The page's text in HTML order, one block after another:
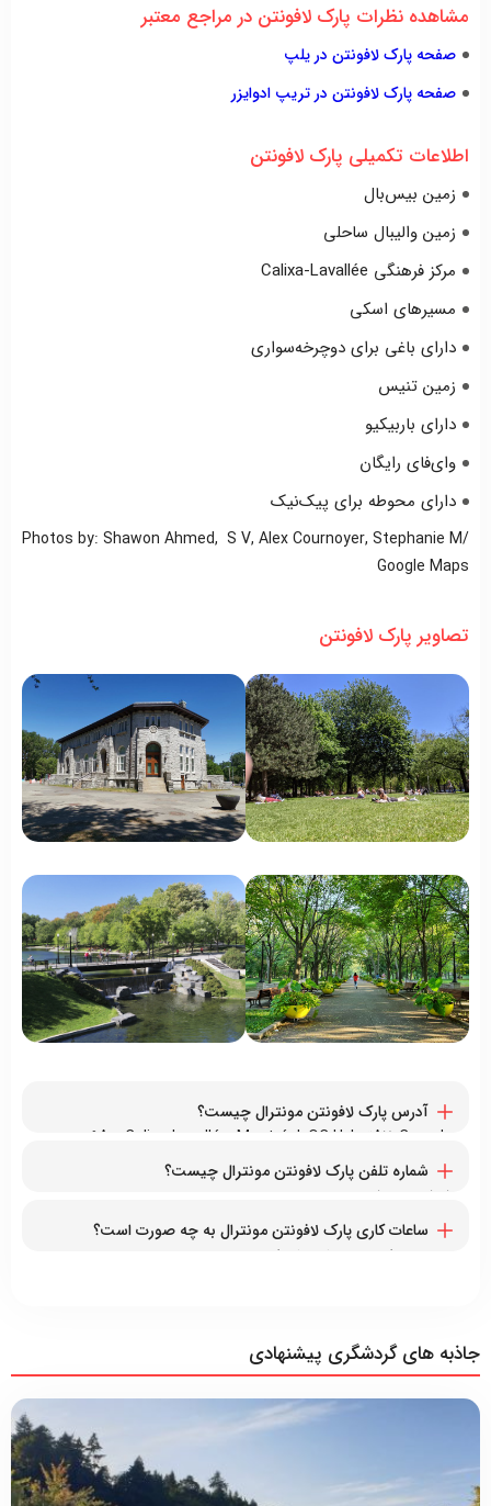
مشاهده نظرات پارک لافونتن در مراجع معتبر
صفحه پارک لافونتن در یلپ
صفحه پارک لافونتن در تریپ ادوایزر
اطلاعات تکمیلی پارک لافونتن
زمین بیس‌بال
زمین والیبال ساحلی
مرکز فرهنگی Calixa-Lavallée
مسیرهای اسکی
دارای باغی برای دوچرخه‌سواری
زمین تنیس
دارای باربیکیو
وای‌فای رایگان
دارای محوطه برای پیک‌نیک
Photos by: Shawon Ahmed, S V, Alex Cournoyer, Stephanie M/
Google Maps
تصاویر پارک لافونتن
آدرس پارک لافونتن مونترال چیست؟
۳۸۱۹Av. Calixa-Lavallée, Montréal, QC H2L 3A7, Canada
شماره تلفن پارک لافونتن مونترال چیست؟
۱۵۱۴۲۸۰۲۵۲۵+
ساعات کاری پارک لافونتن مونترال به چه صورت است؟
همه روزه از ۶ صبح تا ۱۲ بامداد
جاذبه های گردشگری پیشنهادی